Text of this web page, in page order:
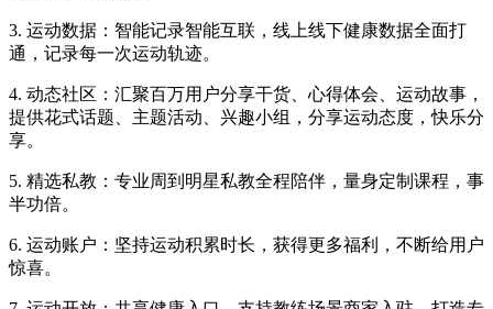
3. 运动数据：智能记录智能互联，线上线下健康数据全面打
通，记录每一次运动轨迹。
4. 动态社区：汇聚百万用户分享干货、心得体会、运动故事，
提供花式话题、主题活动、兴趣小组，分享运动态度，快乐分
享。
5. 精选私教：专业周到明星私教全程陪伴，量身定制课程，事
半功倍。
6. 运动账户：坚持运动积累时长，获得更多福利，不断给用户
惊喜。